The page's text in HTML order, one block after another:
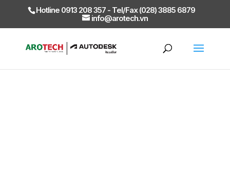
Hotline 0913 208 357 - Tel/Fax (028) 3885 6879
info@arotech.vn